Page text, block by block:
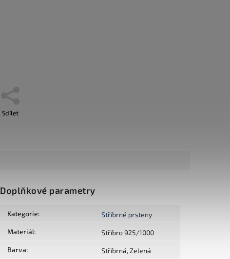
Sdílet
Doplňkové parametry
Kategorie: Stříbrné prsteny
Materiál: Stříbro 925/1000
Barva: Stříbrná, Zelená